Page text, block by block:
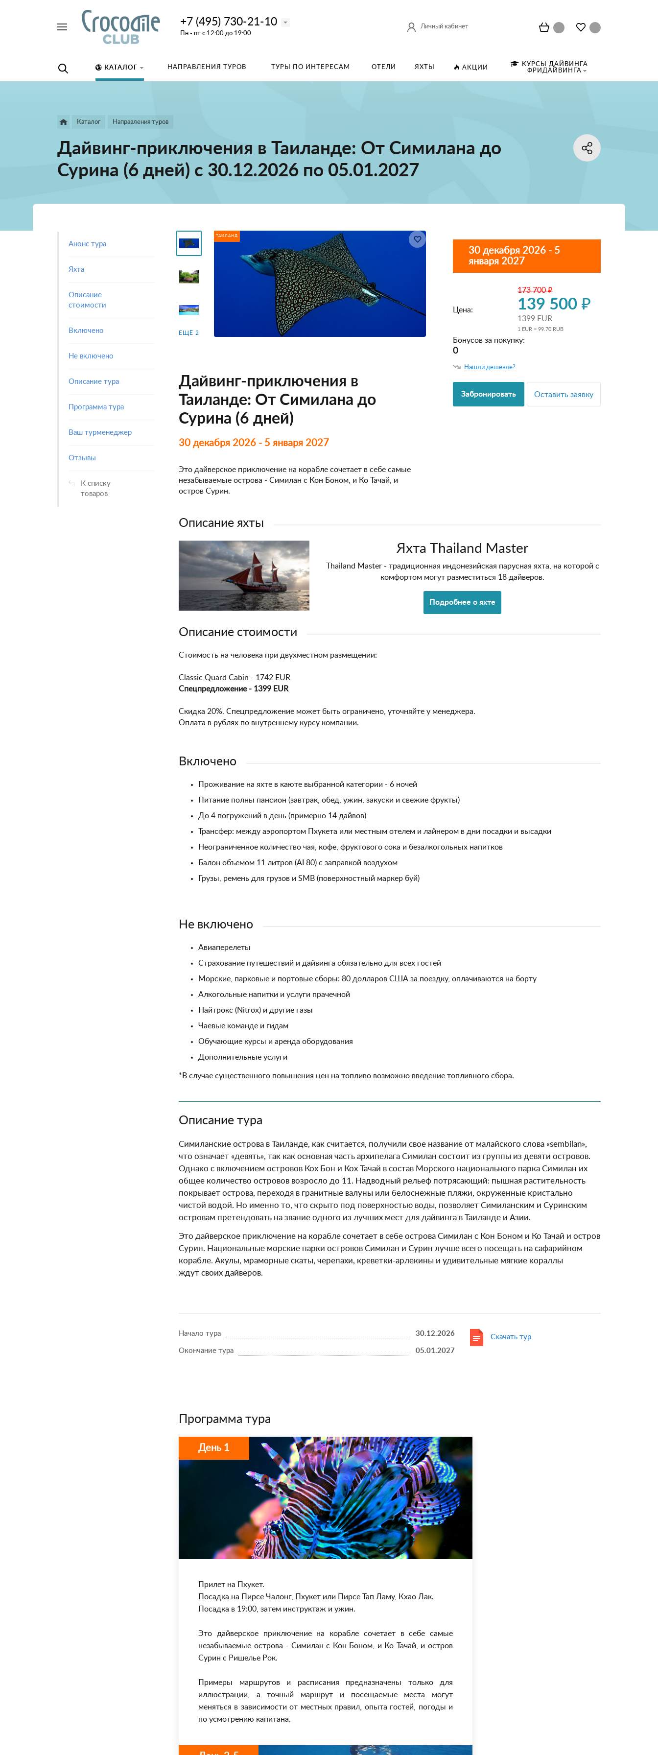
+7 (495) 730-21-10
Пн - пт с 12:00 до 19:00
Личный кабинет
КАТАЛОГ НАПРАВЛЕНИЯ ТУРОВ ТУРЫ ПО ИНТЕРЕСАМ ОТЕЛИ ЯХТЫ АКЦИИ
КУРСЫ ДАЙВИНГА
ФРИДАЙВИНГА
Каталог Направления туров
Дайвинг-приключения в Таиланде: От Симилана до
Сурина (6 дней) с 30.12.2026 по 05.01.2027
Анонс тура
Яхта
Описание
стоимости
Включено
Не включено
Описание тура
Программа тура
Ваш турменеджер
Отзывы
К списку
товаров
ЕЩЁ 2
ТАИЛАНД
Дайвинг-приключения в
Таиланде: От Симилана до
Сурина (6 дней)
30 декабря 2026 - 5 января 2027
Это дайверское приключение на корабле сочетает в себе самые
незабываемые острова - Симилан с Кон Боном, и Ко Тачай, и
остров Сурин.
30 декабря 2026 - 5
января 2027
Цена:
173 700 ₽
139 500 ₽
1399 EUR
1 EUR = 99.70 RUB
Бонусов за покупку:
0
Нашли дешевле?
Забронировать Оставить заявку
Описание яхты
Яхта Thailand Master
Thailand Master - традиционная индонезийская парусная яхта, на которой с
комфортом могут разместиться 18 дайверов.
Подробнее о яхте
Описание стоимости
Стоимость на человека при двухместном размещении:
Classic Quard Cabin - 1742 EUR
Спецпредложение - 1399 EUR
Скидка 20%. Спецпредложение может быть ограничено, уточняйте у менеджера.
Оплата в рублях по внутреннему курсу компании.
Включено
Проживание на яхте в каюте выбранной категории - 6 ночей
Питание полны пансион (завтрак, обед, ужин, закуски и свежие фрукты)
До 4 погружений в день (примерно 14 дайвов)
Трансфер: между аэропортом Пхукета или местным отелем и лайнером в дни посадки и высадки
Неограниченное количество чая, кофе, фруктового сока и безалкогольных напитков
Балон объемом 11 литров (AL80) с заправкой воздухом
Грузы, ремень для грузов и SMB (поверхностный маркер буй)
Не включено
Авиаперелеты
Страхование путешествий и дайвинга обязательно для всех гостей
Морские, парковые и портовые сборы: 80 долларов США за поездку, оплачиваются на борту
Алкогольные напитки и услуги прачечной
Найтрокс (Nitrox) и другие газы
Чаевые команде и гидам
Обучающие курсы и аренда оборудования
Дополнительные услуги
*В случае существенного повышения цен на топливо возможно введение топливного сбора.
Описание тура
Симиланские острова в Таиланде, как считается, получили свое название от малайского слова «sembilan»,
что означает «девять», так как основная часть архипелага Симилан состоит из группы из девяти островов.
Однако с включением островов Кох Бон и Кох Тачай в состав Морского национального парка Симилан их
общее количество островов возросло до 11. Надводный рельеф потрясающий: пышная растительность
покрывает острова, переходя в гранитные валуны или белоснежные пляжи, окруженные кристально
чистой водой. Но именно то, что скрыто под поверхностью воды, позволяет Симиланским и Суринским
островам претендовать на звание одного из лучших мест для дайвинга в Таиланде и Азии.
Это дайверское приключение на корабле сочетает в себе острова Симилан с Кон Боном и Ко Тачай и остров
Сурин. Национальные морские парки островов Симилан и Сурин лучше всего посещать на сафарийном
корабле. Акулы, мраморные скаты, черепахи, креветки-арлекины и удивительные мягкие кораллы
ждут своих дайверов.
Начало тура 30.12.2026
Окончание тура 05.01.2027
Скачать тур
Программа тура
День 1
Прилет на Пхукет.
Посадка на Пирсе Чалонг, Пхукет или Пирсе Тап Ламу, Кхао Лак.
Посадка в 19:00, затем инструктаж и ужин.
Это дайверское приключение на корабле сочетает в себе самые
незабываемые острова - Симилан с Кон Боном, и Ко Тачай, и остров
Сурин с Ришелье Рок.
Примеры маршрутов и расписания предназначены только для
иллюстрации, а точный маршрут и посещаемые места могут
меняться в зависимости от местных правил, опыта гостей, погоды и
по усмотрению капитана.